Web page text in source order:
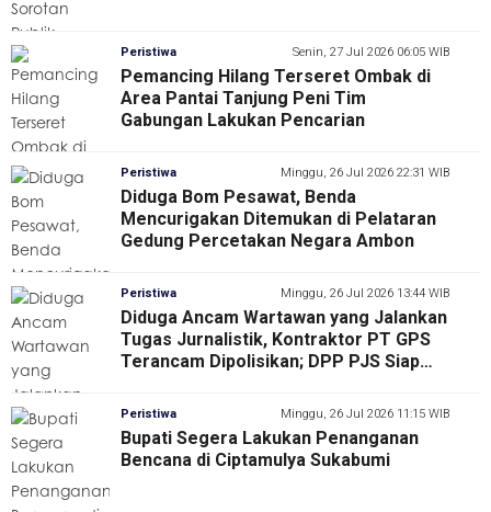
Peristiwa Senin, 27 Jul 2026 06:05 WIB
Pemancing Hilang Terseret Ombak di
Area Pantai Tanjung Peni Tim
Gabungan Lakukan Pencarian
Peristiwa Minggu, 26 Jul 2026 22:31 WIB
Diduga Bom Pesawat, Benda
Mencurigakan Ditemukan di Pelataran
Gedung Percetakan Negara Ambon
Peristiwa Minggu, 26 Jul 2026 13:44 WIB
Diduga Ancam Wartawan yang Jalankan
Tugas Jurnalistik, Kontraktor PT GPS
Terancam Dipolisikan; DPP PJS Siap
Peristiwa Minggu, 26 Jul 2026 11:15 WIB
Bupati Segera Lakukan Penanganan
Bencana di Ciptamulya Sukabumi